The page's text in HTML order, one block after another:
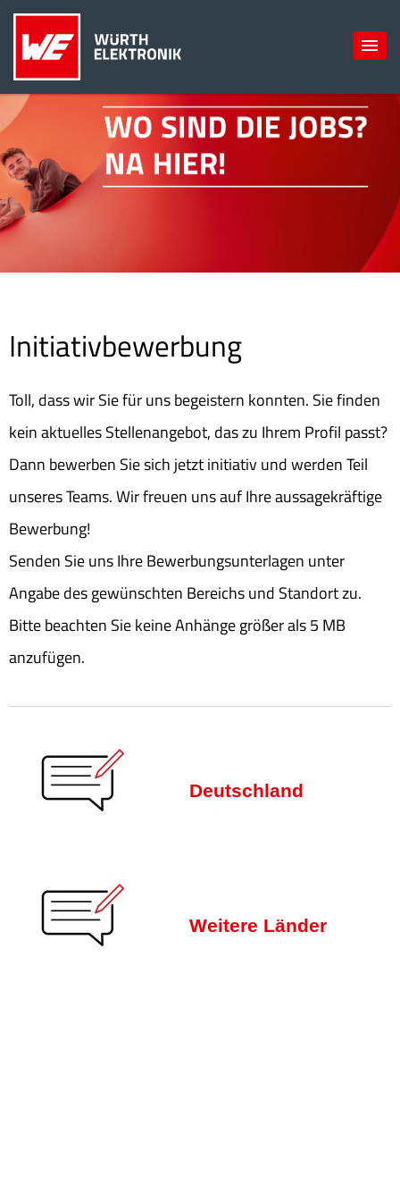
Initiativbewerbung
Toll, dass wir Sie für uns begeistern konnten. Sie finden
kein aktuelles Stellenangebot, das zu Ihrem Profil passt?
Dann bewerben Sie sich jetzt initiativ und werden Teil
unseres Teams. Wir freuen uns auf Ihre aussagekräftige
Bewerbung!
Senden Sie uns Ihre Bewerbungsunterlagen unter
Angabe des gewünschten Bereichs und Standort zu.
Bitte beachten Sie keine Anhänge größer als 5 MB
anzufügen.
Deutschland
Weitere Länder